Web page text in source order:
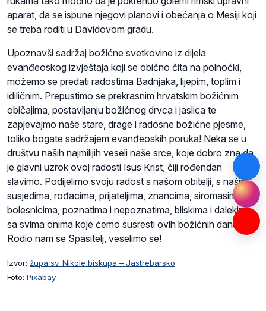
aparat, da se ispune njegovi planovi i obećanja o Mesiji koji
se treba roditi u Davidovom gradu.
Upoznavši sadržaj božićne svetkovine iz dijela
evanđeoskog izvještaja koji se obično čita na polnoćki,
možemo se predati radostima Badnjaka, lijepim, toplim i
idiličnim. Prepustimo se prekrasnim hrvatskim božićnim
običajima, postavljanju božićnog drvca i jaslica te
zapjevajmo naše stare, drage i radosne božićne pjesme,
toliko bogate sadržajem evanđeoskih poruka! Neka se u
društvu naših najmilijih veseli naše srce, koje dobro zna da
je glavni uzrok ovoj radosti Isus Krist, čiji rođendan
slavimo. Podijelimo svoju radost s našom obitelji, s našim
susjedima, rođacima, prijateljima, znancima, siromasima,
bolesnicima, poznatima i nepoznatima, bliskima i dalekima,
sa svima onima koje ćemo susresti ovih božićnih dana.
Rodio nam se Spasitelj, veselimo se!
Izvor: župa sv. Nikole biskupa – Jastrebarsko
Foto: Pixabay